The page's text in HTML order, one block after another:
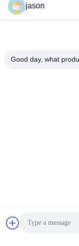
Minhang
jason
Good day, what